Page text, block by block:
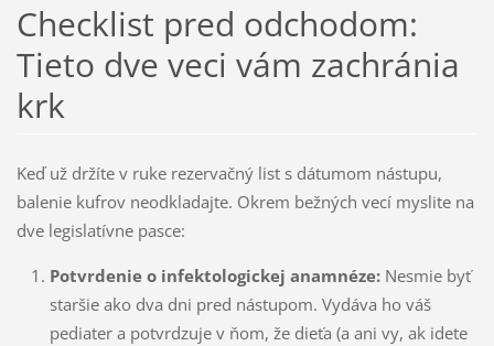
Checklist pred odchodom:
Tieto dve veci vám zachránia
krk
Keď už držíte v ruke rezervačný list s dátumom nástupu,
balenie kufrov neodkladajte. Okrem bežných vecí myslite na
dve legislatívne pasce:
Potvrdenie o infektologickej anamnéze:Nesmie byť
staršie ako dva dni pred nástupom. Vydáva ho váš
pediater a potvrdzuje v ňom, že dieťa (a ani vy, ak idete